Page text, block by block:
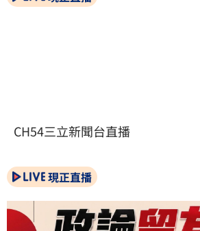
CH54三立新聞台直播
現正直播